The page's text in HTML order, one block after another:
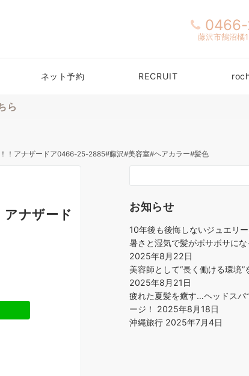
藤沢市鵠沼橘
ネット予約 RECRUIT
ら
！アナザードア0466-25-2885#藤沢#美容室#ヘアカラー#髪色
ナザード
お知らせ
10年後も後悔しないジュエリー
暑さと湿気で髪がボサボサにな
2025年8月22日
美容師として“長く働ける環境
2025年8月21日
疲れた夏髪を癒す…ヘッドスパ
ージ！
2025年8月18日
沖縄旅行 2025年7月4日